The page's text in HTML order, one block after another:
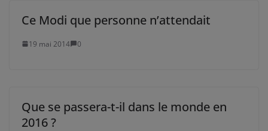
Ce Modi que personne n’attendait
19 mai 2014 0
Que se passera-t-il dans le monde en
2016 ?